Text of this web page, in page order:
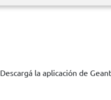
Descargá la aplicación de